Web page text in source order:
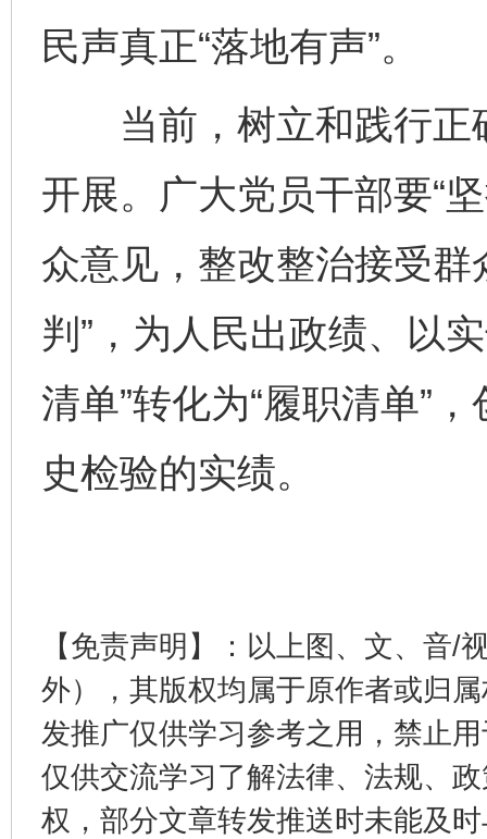
民声真正“落地有声”。
当前，树立和践行正
开展。广大党员干部要“
众意见，整改整治接受
判”，为人民出政绩、以
清单”转化为“履职清单”
史检验的实绩。
【免责声明】：以上图、文、音/
外），其版权均属于原作者或归
发推广仅供学习参考之用，禁止
仅供交流学习了解法律、法规、
权，部分文章转发推送时未能及
东山县通报“牛蛙产品抗生素超标问题” 法